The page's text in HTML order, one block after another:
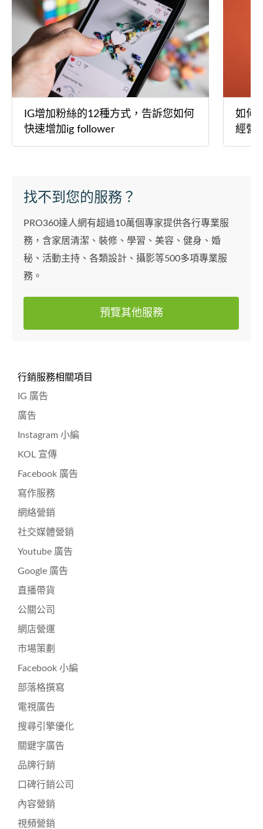
IG增加粉絲的12種方式，告訴您如何
快速增加ig follower
如何
經營
找不到您的服務？
PRO360達人網有超過10萬個專家提供各行專業服
務，含家居清潔、裝修、學習、美容、健身、婚
秘、活動主持、各類設計、攝影等500多項專業服
務。
預覽其他服務
行銷服務相關項目
IG 廣告
廣告
Instagram 小編
KOL 宣傳
Facebook 廣告
寫作服務
網絡營銷
社交媒體營銷
Youtube 廣告
Google 廣告
直播帶貨
公關公司
網店營運
市場策劃
Facebook 小編
部落格撰寫
電視廣告
搜尋引擎優化
關鍵字廣告
品牌行銷
口碑行銷公司
內容營銷
視頻營銷